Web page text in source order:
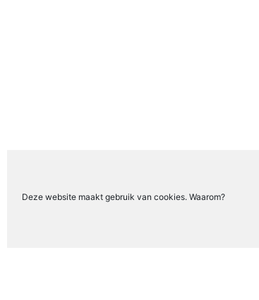
Deze website maakt gebruik van cookies. Waarom?